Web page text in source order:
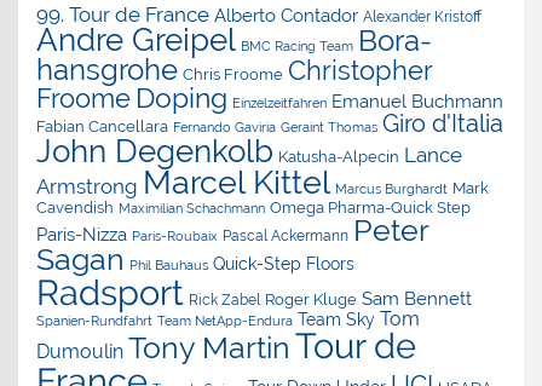
99. Tour de France Alberto Contador Alexander Kristoff
Andre Greipel BMC Racing Team Bora-
hansgrohe Chris Froome Christopher
Froome Doping Einzelzeitfahren Emanuel Buchmann
Fabian Cancellara Fernando Gaviria Geraint Thomas Giro d'Italia
John Degenkolb Katusha-Alpecin Lance
Armstrong Marcel Kittel Marcus Burghardt Mark
Cavendish Maximilian Schachmann Omega Pharma-Quick Step
Paris-Nizza Paris-Roubaix Pascal Ackermann Peter
Sagan Phil Bauhaus Quick-Step Floors
Radsport Rick Zabel Roger Kluge Sam Bennett
Spanien-Rundfahrt Team NetApp-Endura Team Sky Tom
Dumoulin Tony Martin Tour de